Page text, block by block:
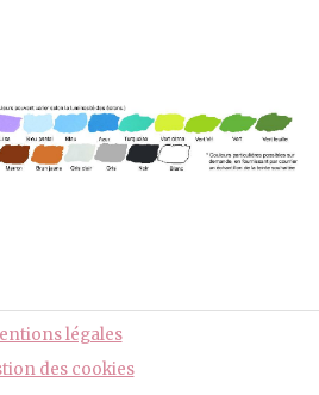
légales
des cookies